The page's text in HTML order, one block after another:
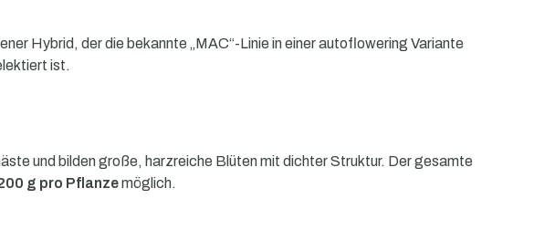
Hybrid, der die bekannte „MAC“-Linie in einer autoflowering Variante
ist.
und bilden große, harzreiche Blüten mit dichter Struktur. Der gesamte
g pro Pflanzemöglich.